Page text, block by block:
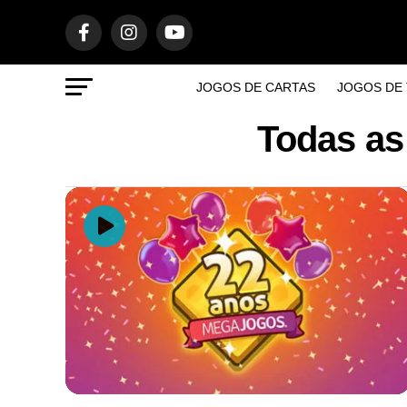
JOGOS DE CARTAS JOGOS DE
Todas